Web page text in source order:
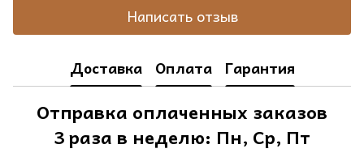
Написать отзыв
Доставка Оплата Гарантия
Отправка оплаченных заказов
3 раза в неделю: Пн, Ср, Пт